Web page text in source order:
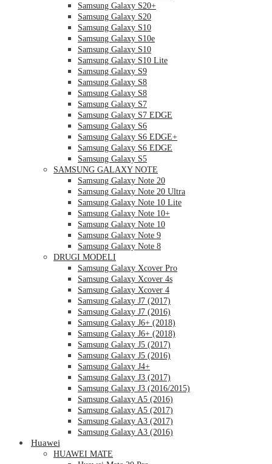
Samsung Galaxy S20+
Samsung Galaxy S20
Samsung Galaxy S10
Samsung Galaxy S10e
Samsung Galaxy S10
Samsung Galaxy S10 Lite
Samsung Galaxy S9
Samsung Galaxy S8
Samsung Galaxy S8
Samsung Galaxy S7
Samsung Galaxy S7 EDGE
Samsung Galaxy S6
Samsung Galaxy S6 EDGE+
Samsung Galaxy S6 EDGE
Samsung Galaxy S5
SAMSUNG GALAXY NOTE
Samsung Galaxy Note 20
Samsung Galaxy Note 20 Ultra
Samsung Galaxy Note 10 Lite
Samsung Galaxy Note 10+
Samsung Galaxy Note 10
Samsung Galaxy Note 9
Samsung Galaxy Note 8
DRUGI MODELI
Samsung Galaxy Xcover Pro
Samsung Galaxy Xcover 4s
Samsung Galaxy Xcover 4
Samsung Galaxy J7 (2017)
Samsung Galaxy J7 (2016)
Samsung Galaxy J6+ (2018)
Samsung Galaxy J6+ (2018)
Samsung Galaxy J5 (2017)
Samsung Galaxy J5 (2016)
Samsung Galaxy J4+
Samsung Galaxy J3 (2017)
Samsung Galaxy J3 (2016/2015)
Samsung Galaxy A5 (2016)
Samsung Galaxy A5 (2017)
Samsung Galaxy A3 (2017)
Samsung Galaxy A3 (2016)
Huawei
HUAWEI MATE